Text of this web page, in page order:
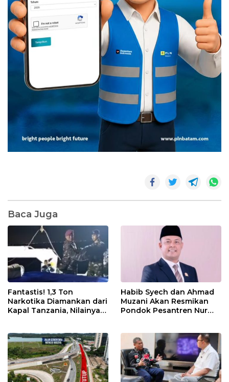
Baca Juga
Fantastis! 1,3 Ton
Narkotika Diamankan dari
Kapal Tanzania, Nilainya
Habib Syech dan Ahmad
Muzani Akan Resmikan
Pondok Pesantren Nur